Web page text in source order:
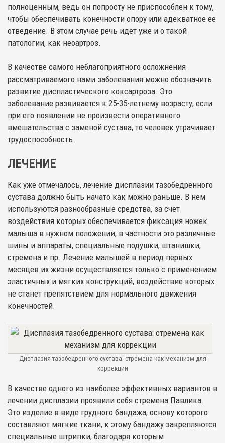
полноценным, ведь он попросту не приспособлен к тому,
чтобы обеспечивать конечности опору или адекватное ее
отведение. В этом случае речь идет уже и о такой
патологии, как неоартроз.
В качестве самого неблагоприятного осложнения
рассматриваемого нами заболевания можно обозначить
развитие диспластического коксартроза. Это
заболевание развивается к 25-35-летнему возрасту, если
при его появлении не произвести оперативного
вмешательства с заменой сустава, то человек утрачивает
трудоспособность.
ЛЕЧЕНИЕ
Как уже отмечалось, лечение дисплазии тазобедренного
сустава должно быть начато как можно раньше. В нем
используются разнообразные средства, за счет
воздействия которых обеспечивается фиксация ножек
малыша в нужном положении, в частности это различные
шины и аппараты, специальные подушки, штанишки,
стремена и пр. Лечение малышей в период первых
месяцев их жизни осуществляется только с применением
эластичных и мягких конструкций, воздействие которых
не станет препятствием для нормального движения
конечностей.
Дисплазия тазобедренного сустава: стремена как механизм для
коррекции
В качестве одного из наиболее эффективных вариантов в
лечении дисплазии проявили себя стремена Павлика.
Это изделие в виде грудного бандажа, основу которого
составляют мягкие ткани, к этому бандажу закрепляются
специальные штрипки, благодаря которым